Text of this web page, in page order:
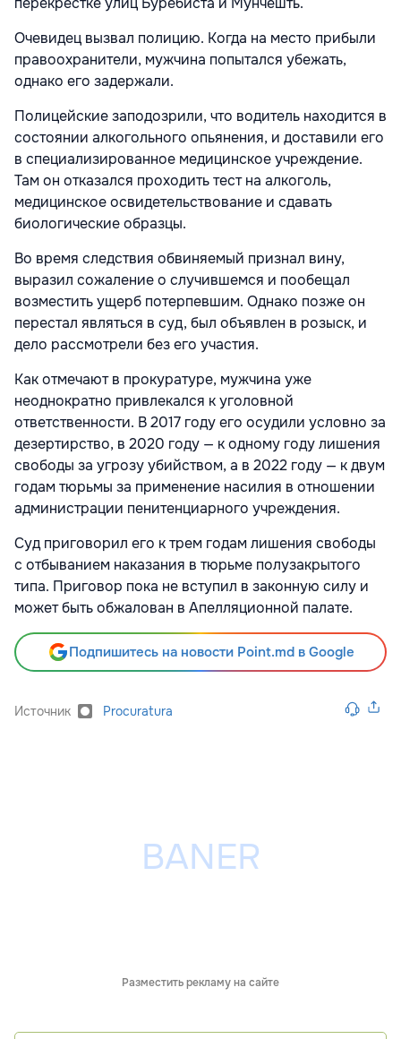
Очевидец вызвал полицию. Когда на место прибыли
правоохранители, мужчина попытался убежать,
однако его задержали.
Полицейские заподозрили, что водитель находится в
состоянии алкогольного опьянения, и доставили его
в специализированное медицинское учреждение.
Там он отказался проходить тест на алкоголь,
медицинское освидетельствование и сдавать
биологические образцы.
Во время следствия обвиняемый признал вину,
выразил сожаление о случившемся и пообещал
возместить ущерб потерпевшим. Однако позже он
перестал являться в суд, был объявлен в розыск, и
дело рассмотрели без его участия.
Как отмечают в прокуратуре, мужчина уже
неоднократно привлекался к уголовной
ответственности. В 2017 году его осудили условно за
дезертирство, в 2020 году — к одному году лишения
свободы за угрозу убийством, а в 2022 году — к двум
годам тюрьмы за применение насилия в отношении
администрации пенитенциарного учреждения.
Суд приговорил его к трем годам лишения свободы
с отбыванием наказания в тюрьме полузакрытого
типа. Приговор пока не вступил в законную силу и
может быть обжалован в Апелляционной палате.
Подпишитесь на новости Point.md в Google
Источник Procuratura
Разместить рекламу на сайте